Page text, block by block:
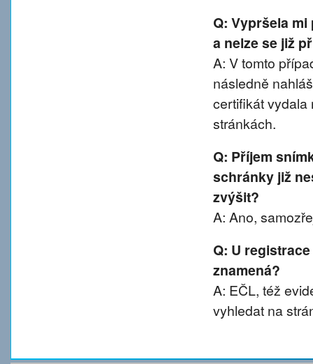
Q: Vypršela
a nelze se již
A: V tomto
následně
certifikát vydala
stránkách.
Q: Příjem
schránky již
zvýšit?
A: Ano,
Q: U
znamená?
A: EČL, též
vyhledat na